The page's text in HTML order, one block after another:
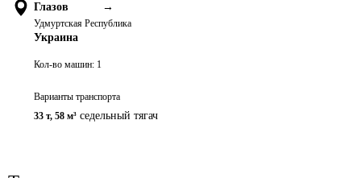
Глазов →
Удмуртская Республика
Украина
Кол-во машин: 1
Варианты транспорта
33 т, 58 м³ седельный тягач